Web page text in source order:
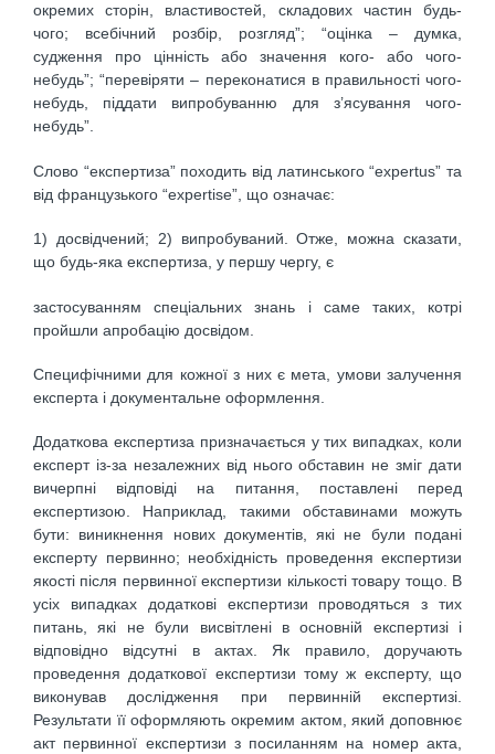
окремих сторін, властивостей, складових частин будь-
чого; всебічний розбір, розгляд”; “оцінка – думка,
судження про цінність або значення кого- або чого-
небудь”; “перевіряти – переконатися в правильності чого-
небудь, піддати випробуванню для з’ясування чого-
небудь”.
Слово “експертиза” походить від латинського “expertus” та
від французького “expertise”, що означає:
1) досвідчений; 2) випробуваний. Отже, можна сказати,
що будь-яка експертиза, у першу чергу, є
застосуванням спеціальних знань і саме таких, котрі
пройшли апробацію досвідом.
Специфічними для кожної з них є мета, умови залучення
експерта і документальне оформлення.
Додаткова експертиза призначається у тих випадках, коли
експерт із-за незалежних від нього обставин не зміг дати
вичерпні відповіді на питання, поставлені перед
експертизою. Наприклад, такими обставинами можуть
бути: виникнення нових документів, які не були подані
експерту первинно; необхідність проведення експертизи
якості після первинної експертизи кількості товару тощо. В
усіх випадках додаткові експертизи проводяться з тих
питань, які не були висвітлені в основній експертизі і
відповідно відсутні в актах. Як правило, доручають
проведення додаткової експертизи тому ж експерту, що
виконував дослідження при первинній експертизі.
Результати її оформляють окремим актом, який доповнює
акт первинної експертизи з посиланням на номер акта,